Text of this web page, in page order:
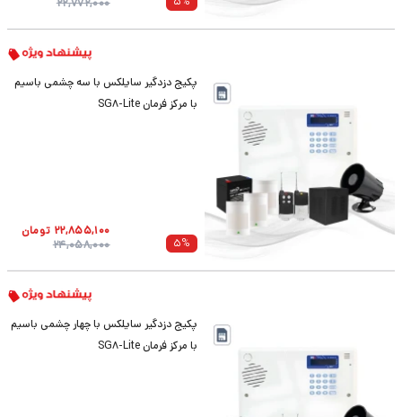
پکیج دزدگیر سایلکس با سه چشمی باسیم
با مرکز فرمان SG8-Lite
5%
22,855,100 تومان
24,058,000
پکیج دزدگیر سایلکس با چهار چشمی باسیم
با مرکز فرمان SG8-Lite